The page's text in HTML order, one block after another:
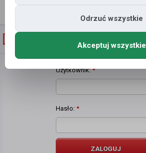
Użytkownik:*
Hasło: *
ZALOGUJ
Odrzuć wszystkie
Akceptuj wszystkie